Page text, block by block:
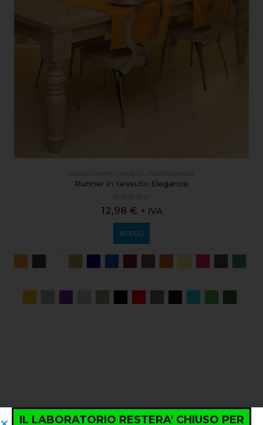
ABBIGLIAMENTO HO.RE.CA. PROFESSIONALE
Runner in tessuto Elegance
0out of 5
12,98 € + IVA
SCEGLI
IL LABORATORIO RESTERA' CHIUSO PER